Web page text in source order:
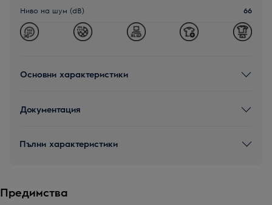
Ниво на шум (dB) 66
Основни характеристики
Документация
Пълни характеристики
Предимства